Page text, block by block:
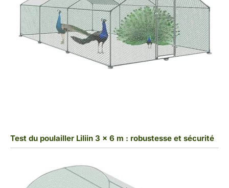
Test du poulailler Liliin 3 x 6 m : robustesse et sécurité